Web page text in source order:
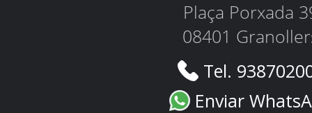
Plaça Porxada
08401
Tel.
Enviar